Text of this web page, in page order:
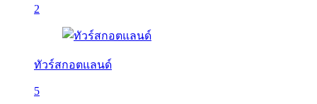
2
ทัวร์สกอตแลนด์
5